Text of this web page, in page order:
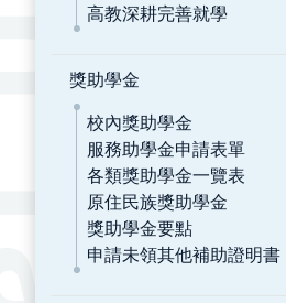
高教深耕完善就學
獎助學金
校內獎助學金
服務助學金申請表單
各類獎助學金一覽表
原住民族獎助學金
獎助學金要點
申請未領其他補助證明書